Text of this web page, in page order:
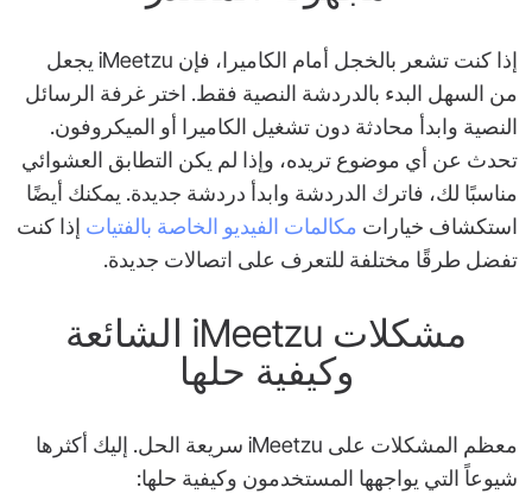
إذا كنت تشعر بالخجل أمام الكاميرا، فإن iMeetzu يجعل
من السهل البدء بالدردشة النصية فقط. اختر غرفة الرسائل
النصية وابدأ محادثة دون تشغيل الكاميرا أو الميكروفون.
تحدث عن أي موضوع تريده، وإذا لم يكن التطابق العشوائي
مناسبًا لك، فاترك الدردشة وابدأ دردشة جديدة. يمكنك أيضًا
استكشاف خيارات مكالمات الفيديو الخاصة بالفتيات إذا كنت
تفضل طرقًا مختلفة للتعرف على اتصالات جديدة.
مشكلات iMeetzu الشائعة
وكيفية حلها
معظم المشكلات على iMeetzu سريعة الحل. إليك أكثرها
شيوعاً التي يواجهها المستخدمون وكيفية حلها: